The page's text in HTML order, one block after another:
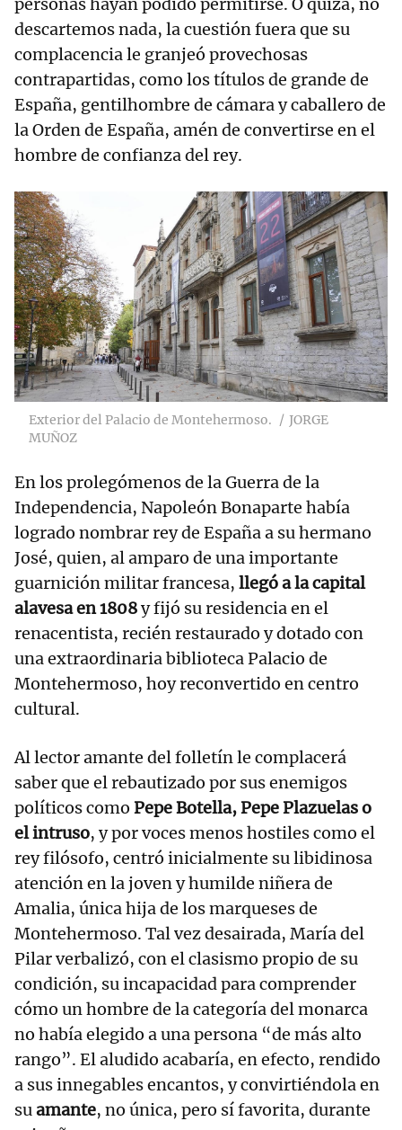
descartemos nada, la cuestión fuera que su
complacencia le granjeó provechosas
contrapartidas, como los títulos de grande de
España, gentilhombre de cámara y caballero de
la Orden de España, amén de convertirse en el
hombre de confianza del rey.
Exterior del Palacio de Montehermoso.
JORGE
MUÑOZ
En los prolegómenos de la Guerra de la
Independencia, Napoleón Bonaparte había
logrado nombrar rey de España a su hermano
José, quien, al amparo de una importante
guarnición militar francesa, llegó a la capital
alavesa en 1808y fijó su residencia en el
renacentista, recién restaurado y dotado con
una extraordinaria biblioteca Palacio de
Montehermoso, hoy reconvertido en centro
cultural.
Al lector amante del folletín le complacerá
saber que el rebautizado por sus enemigos
políticos como Pepe Botella, Pepe Plazuelas o
el intruso, y por voces menos hostiles como el
rey filósofo, centró inicialmente su libidinosa
atención en la joven y humilde niñera de
Amalia, única hija de los marqueses de
Montehermoso. Tal vez desairada, María del
Pilar verbalizó, con el clasismo propio de su
condición, su incapacidad para comprender
cómo un hombre de la categoría del monarca
no había elegido a una persona “de más alto
rango”. El aludido acabaría, en efecto, rendido
a sus innegables encantos, y convirtiéndola en
suamante, no única, pero sí favorita, durante